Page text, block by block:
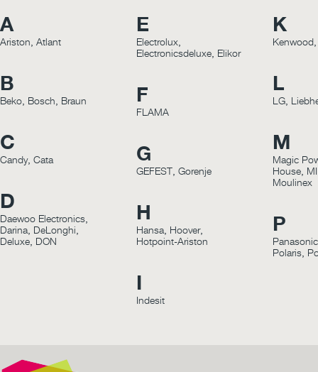
A
Ariston Atlant
B
Beko Bosch Braun
C
Candy, Cata
D
Daewoo Electronics
Darina DeLonghi
Deluxe DON
E
Electrolux
Electronicsdeluxe Elikor
F
FLAMA
G
GEFEST Gorenje
H
Hansa Hoover,
Hotpoint-Ariston
I
Indesit
K
Kenwood
L
LG
M
Magic
House
Moulinex
P
Panasonic
Polaris